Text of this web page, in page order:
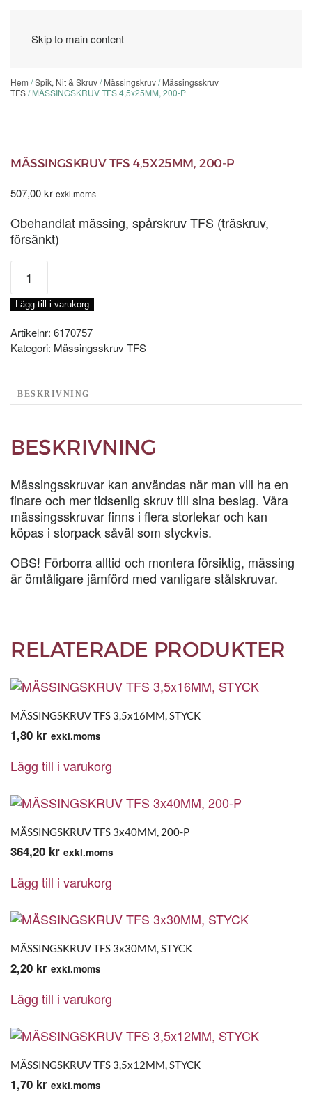
Skip to main content
Hem /Spik, Nit & Skruv/Mässingskruv/Mässingsskruv
TFS/ MÄSSINGSKRUV TFS 4,5x25MM, 200-P
MÄSSINGSKRUV TFS 4,5X25MM, 200-P
507,00kr exkl.moms
Obehandlat mässing, spårskruv TFS (träskruv,
försänkt)
MÄSSINGSKRUV
TFS
4,5x25MM,
200-
P
mängd
Lägg till i varukorg
Artikelnr: 6170757
Kategori: Mässingsskruv TFS
BESKRIVNING
BESKRIVNING
Mässingsskruvar kan användas när man vill ha en
finare och mer tidsenlig skruv till sina beslag. Våra
mässingsskruvar finns i flera storlekar och kan
köpas i storpack såväl som styckvis.
OBS! Förborra alltid och montera försiktig, mässing
är ömtåligare jämförd med vanligare stålskruvar.
RELATERADE PRODUKTER
MÄSSINGSKRUV TFS 3,5x16MM, STYCK
1,80 kr exkl.moms
Lägg till i varukorg
MÄSSINGSKRUV TFS 3x40MM, 200-P
364,20 kr exkl.moms
Lägg till i varukorg
MÄSSINGSKRUV TFS 3x30MM, STYCK
2,20 kr exkl.moms
Lägg till i varukorg
MÄSSINGSKRUV TFS 3,5x12MM, STYCK
1,70 kr exkl.moms